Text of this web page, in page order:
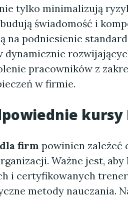
tylko minimalizują
świadomość i
na podniesienie
dynamicznie
pracowników z
w firmie.
kursy
firm powinien zależeć
Ważne jest, aby
i certyfikowanych
metody nauczania.